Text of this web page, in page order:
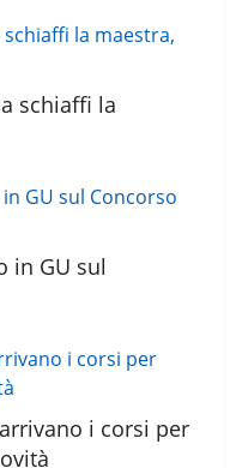
schiaffi la
in GU sul
i corsi per